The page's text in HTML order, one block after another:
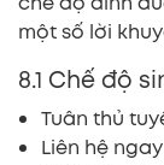
một số lời
8.1 Chế độ
Tuân thủ
Liên hệ